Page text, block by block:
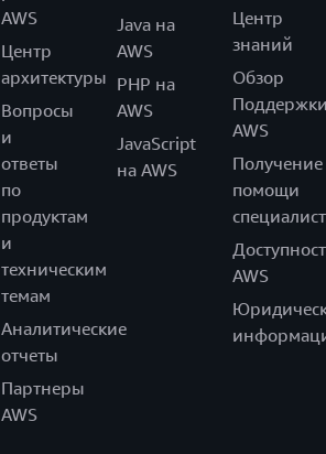
AWS
Центр
архитектуры
Вопросы
и
ответы
по
продуктам
и
техническим
темам
Аналитические
отчеты
Партнеры
AWS
Java на
AWS
PHP на
AWS
JavaScript
на AWS
Центр
знаний
Обзор
AWS
Получение
помощи
AWS